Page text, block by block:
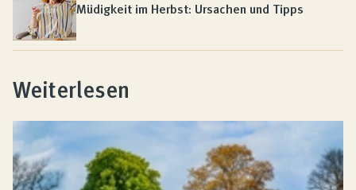
Müdigkeit im Herbst: Ursachen und Tipps
Weiterlesen